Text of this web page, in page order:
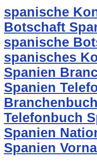
spanische
Botschaft
spanische
spanisches
Spanien
Spanien
Telefonbuch
Spanien
Spanien